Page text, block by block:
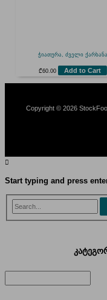
ჭიათურა, ძველი ქარხანა
₾60.00 Add to Cart
Copyright © 2026
Start typing and press